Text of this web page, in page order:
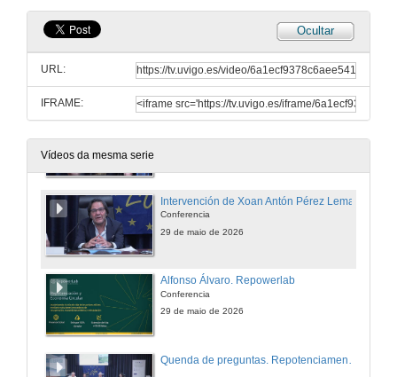
Ocultar
URL:
IFRAME:
Vídeos da mesma serie
Intervención de Xavier Simón
Conferencia
29 de maio de 2026
Intervención de Enrique Gil Santos
Intervención de Xoan Antón Pérez Lema
Conferencia
29 de maio de 2026
Alfonso Álvaro. Repowerlab
Conferencia
29 de maio de 2026